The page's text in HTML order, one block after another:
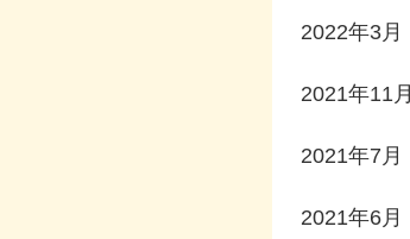
2022年3月
2021年11月
2021年7月
2021年6月